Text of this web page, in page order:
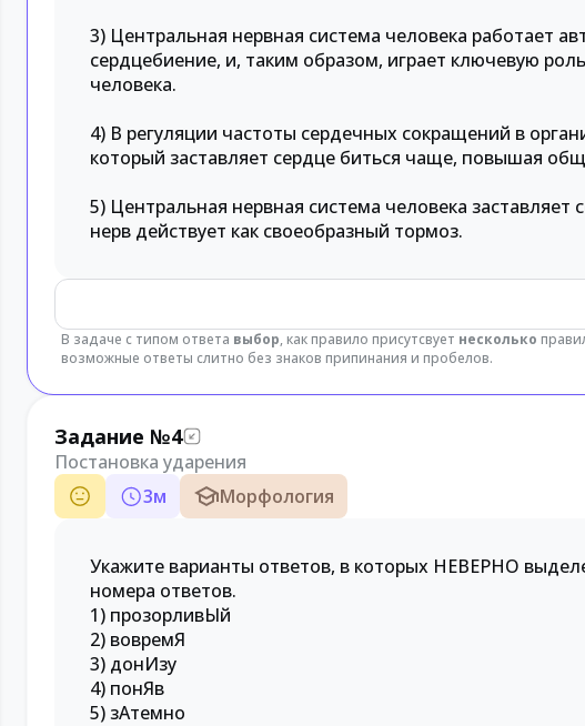
3) Центральная нервная система человека работает
сердцебиение, и, таким образом, играет ключевую
человека.
4) В регуляции частоты сердечных сокращений в
который заставляет сердце биться чаще, повышая
5) Центральная нервная система человека
нерв действует как своеобразный тормоз.
В задаче с типом ответа выбор, как правило присутсвует несколько
возможные ответы слитно без знаков припинания и пробелов.
Задание №4
Постановка ударения
3м Морфология
Укажите варианты ответов, в которых НЕВЕРНО
номера ответов.
1) прозорливЫй
2) вовремЯ
3) донИзу
4) понЯв
5) зАтемно